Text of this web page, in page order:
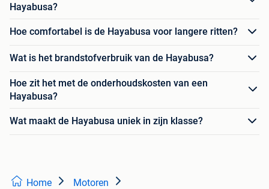
Hayabusa?
Hoe comfortabel is de Hayabusa voor langere ritten?
Wat is het brandstofverbruik van de Hayabusa?
Hoe zit het met de onderhoudskosten van een
Hayabusa?
Wat maakt de Hayabusa uniek in zijn klasse?
Home Motoren